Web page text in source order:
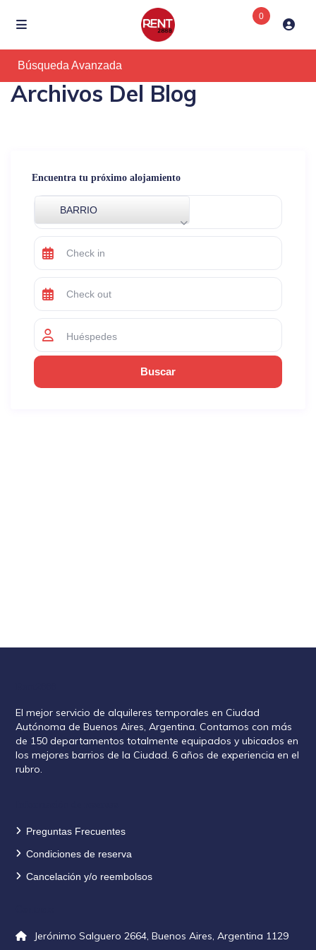
0
Búsqueda Avanzada
Archivos Del Blog
Encuentra tu próximo alojamiento
BARRIO
Huéspedes
El mejor servicio de alquileres temporales en Ciudad
Autónoma de Buenos Aires, Argentina. Contamos con más
de 150 departamentos totalmente equipados y ubicados en
los mejores barrios de la Ciudad. 6 años de experiencia en el
rubro.
Preguntas Frecuentes
Condiciones de reserva
Cancelación y/o reembolsos
Jerónimo Salguero 2664, Buenos Aires, Argentina 1129